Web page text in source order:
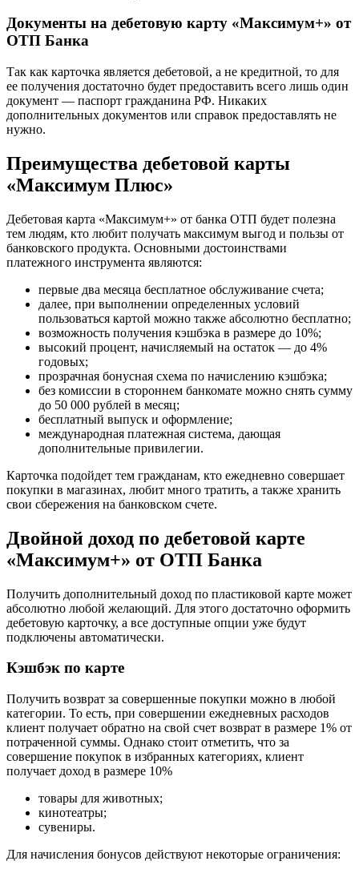
Документы на дебетовую карту «Максимум+» от
ОТП Банка
Так как карточка является дебетовой, а не кредитной, то для
ее получения достаточно будет предоставить всего лишь один
документ — паспорт гражданина РФ. Никаких
дополнительных документов или справок предоставлять не
нужно.
Преимущества дебетовой карты
«Максимум Плюс»
Дебетовая карта «Максимум+» от банка ОТП будет полезна
тем людям, кто любит получать максимум выгод и пользы от
банковского продукта. Основными достоинствами
платежного инструмента являются:
первые два месяца бесплатное обслуживание счета;
далее, при выполнении определенных условий
пользоваться картой можно также абсолютно бесплатно;
возможность получения кэшбэка в размере до 10%;
высокий процент, начисляемый на остаток — до 4%
годовых;
прозрачная бонусная схема по начислению кэшбэка;
без комиссии в стороннем банкомате можно снять сумму
до 50 000 рублей в месяц;
бесплатный выпуск и оформление;
международная платежная система, дающая
дополнительные привилегии.
Карточка подойдет тем гражданам, кто ежедневно совершает
покупки в магазинах, любит много тратить, а также хранить
свои сбережения на банковском счете.
Двойной доход по дебетовой карте
«Максимум+» от ОТП Банка
Получить дополнительный доход по пластиковой карте может
абсолютно любой желающий. Для этого достаточно оформить
дебетовую карточку, а все доступные опции уже будут
подключены автоматически.
Кэшбэк по карте
Получить возврат за совершенные покупки можно в любой
категории. То есть, при совершении ежедневных расходов
клиент получает обратно на свой счет возврат в размере 1% от
потраченной суммы. Однако стоит отметить, что за
совершение покупок в избранных категориях, клиент
получает доход в размере 10%
товары для животных;
кинотеатры;
сувениры.
Для начисления бонусов действуют некоторые ограничения: